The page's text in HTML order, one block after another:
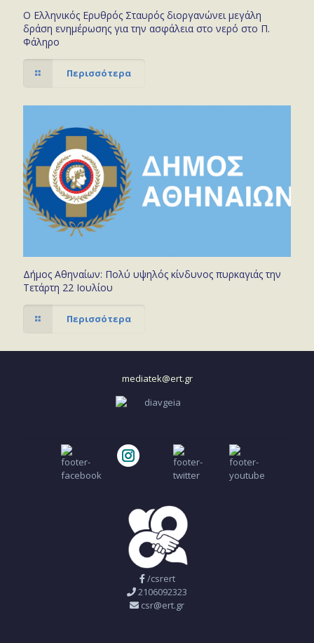
Ο Ελληνικός Ερυθρός Σταυρός διοργανώνει μεγάλη
δράση ενημέρωσης για την ασφάλεια στο νερό στο Π.
Φάληρο
Περισσότερα
Δήμος Αθηναίων: Πολύ υψηλός κίνδυνος πυρκαγιάς την
Τετάρτη 22 Ιουλίου
Περισσότερα
mediatek@ert.gr
/csrert
2106092323
csr@ert.gr